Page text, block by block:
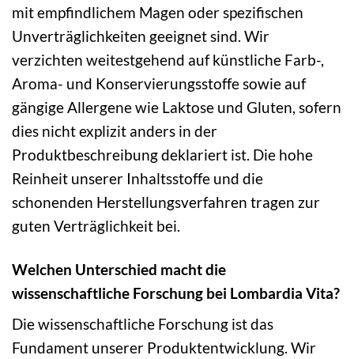
mit empfindlichem Magen oder spezifischen
Unverträglichkeiten geeignet sind. Wir
verzichten weitestgehend auf künstliche Farb-,
Aroma- und Konservierungsstoffe sowie auf
gängige Allergene wie Laktose und Gluten, sofern
dies nicht explizit anders in der
Produktbeschreibung deklariert ist. Die hohe
Reinheit unserer Inhaltsstoffe und die
schonenden Herstellungsverfahren tragen zur
guten Verträglichkeit bei.
Welchen Unterschied macht die
wissenschaftliche Forschung bei Lombardia Vita?
Die wissenschaftliche Forschung ist das
Fundament unserer Produktentwicklung. Wir